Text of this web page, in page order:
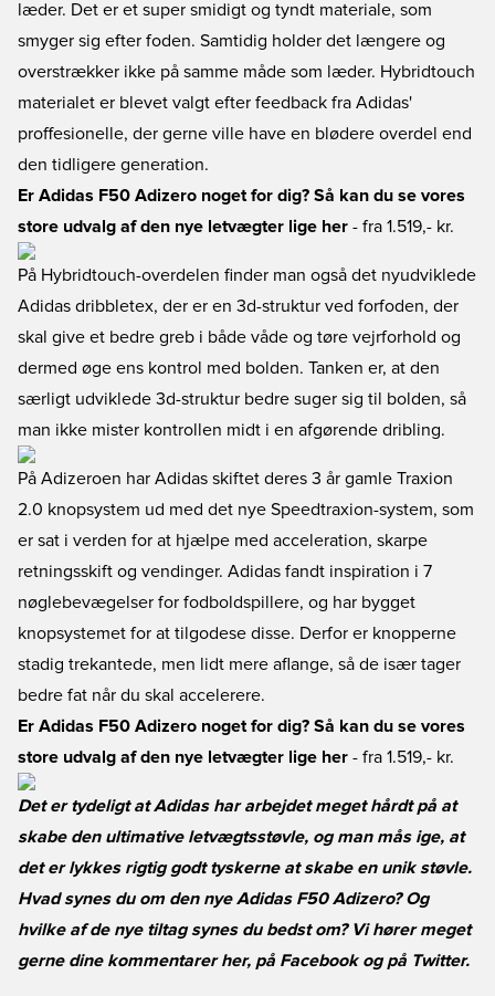
læder. Det er et super smidigt og tyndt materiale, som
smyger sig efter foden. Samtidig holder det længere og
overstrækker ikke på samme måde som læder. Hybridtouch
materialet er blevet valgt efter feedback fra Adidas'
proffesionelle, der gerne ville have en blødere overdel end
den tidligere generation.
Er Adidas F50 Adizero noget for dig? Så kan du se vores
store udvalg af den nye letvægter lige her - fra 1.519,- kr.
På Hybridtouch-overdelen finder man også det nyudviklede
Adidas dribbletex, der er en 3d-struktur ved forfoden, der
skal give et bedre greb i både våde og tøre vejrforhold og
dermed øge ens kontrol med bolden. Tanken er, at den
særligt udviklede 3d-struktur bedre suger sig til bolden, så
man ikke mister kontrollen midt i en afgørende dribling.
På Adizeroen har Adidas skiftet deres 3 år gamle Traxion
2.0 knopsystem ud med det nye Speedtraxion-system, som
er sat i verden for at hjælpe med acceleration, skarpe
retningsskift og vendinger. Adidas fandt inspiration i 7
nøglebevægelser for fodboldspillere, og har bygget
knopsystemet for at tilgodese disse. Derfor er knopperne
stadig trekantede, men lidt mere aflange, så de især tager
bedre fat når du skal accelerere.
Er Adidas F50 Adizero noget for dig? Så kan du se vores
store udvalg af den nye letvægter lige her - fra 1.519,- kr.
Det er tydeligt at Adidas har arbejdet meget hårdt på at
skabe den ultimative letvægtsstøvle, og man mås ige, at
det er lykkes rigtig godt tyskerne at skabe en unik støvle.
Hvad synes du om den nye Adidas F50 Adizero? Og
hvilke af de nye tiltag synes du bedst om? Vi hører meget
gerne dine kommentarer her, på Facebookog på Twitter.